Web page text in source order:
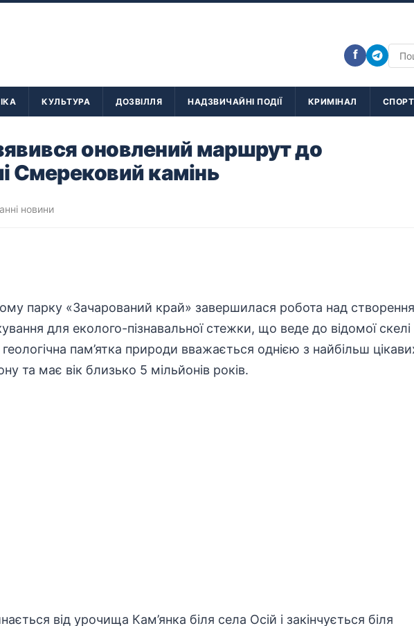
f
КУЛЬТУРА ДОЗВІЛЛЯ НАДЗВИЧАЙНІ ПОДІЇ КРИМІНАЛ СПОРТ
оновлений маршрут до
Смерековий камінь
новини
парку «Зачарований край» завершилася робота над
для еколого-пізнавальної стежки, що веде до відомої скелі
пам’ятка природи вважається однією з найбільш
та має вік близько 5 мільйонів років.
від урочища Кам’янка біля села Осій і закінчується біля